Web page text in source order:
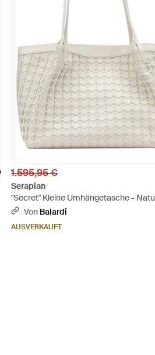
1.595,95 €
Serapian
"Secret" Kleine Umhängetasche -
Von Balardi
AUSVERKAUFT